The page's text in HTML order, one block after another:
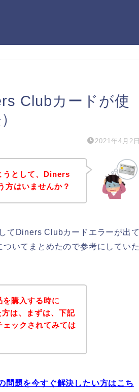
Clubカードが使
2021年4月2日
うとして、Diners
方はいませんか？
てDiners Clubカードエラーが出て
いてまとめたので参考にしていた
購入する時に
は、まずは、下記
ックされてみては
題を今すぐ解決したい方はこち